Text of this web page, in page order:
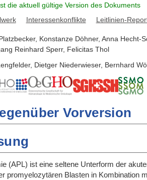
die aktuell gültige Version des Dokuments
Interessenkonflikte Leitlinien-
, Konstanze Döhner, Anna Hecht-
Reinhard Sperr, Felicitas Thol
, Dietger Niederwieser, Bernhard
Vorversion
(APL) ist eine seltene Unterform der
promyelozytären Blasten in Kombination